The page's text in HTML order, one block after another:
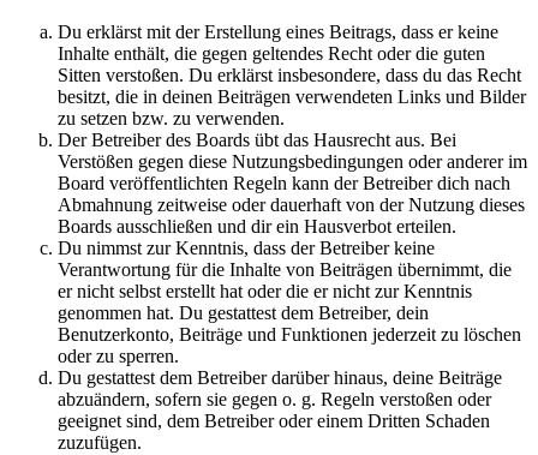
Du erklärst mit der Erstellung eines Beitrags, dass er keine
Inhalte enthält, die gegen geltendes Recht oder die guten
Sitten verstoßen. Du erklärst insbesondere, dass du das Recht
besitzt, die in deinen Beiträgen verwendeten Links und Bilder
zu setzen bzw. zu verwenden.
Der Betreiber des Boards übt das Hausrecht aus. Bei
Verstößen gegen diese Nutzungsbedingungen oder anderer im
Board veröffentlichten Regeln kann der Betreiber dich nach
Abmahnung zeitweise oder dauerhaft von der Nutzung dieses
Boards ausschließen und dir ein Hausverbot erteilen.
Du nimmst zur Kenntnis, dass der Betreiber keine
Verantwortung für die Inhalte von Beiträgen übernimmt, die
er nicht selbst erstellt hat oder die er nicht zur Kenntnis
genommen hat. Du gestattest dem Betreiber, dein
Benutzerkonto, Beiträge und Funktionen jederzeit zu löschen
oder zu sperren.
Du gestattest dem Betreiber darüber hinaus, deine Beiträge
abzuändern, sofern sie gegen o. g. Regeln verstoßen oder
geeignet sind, dem Betreiber oder einem Dritten Schaden
zuzufügen.